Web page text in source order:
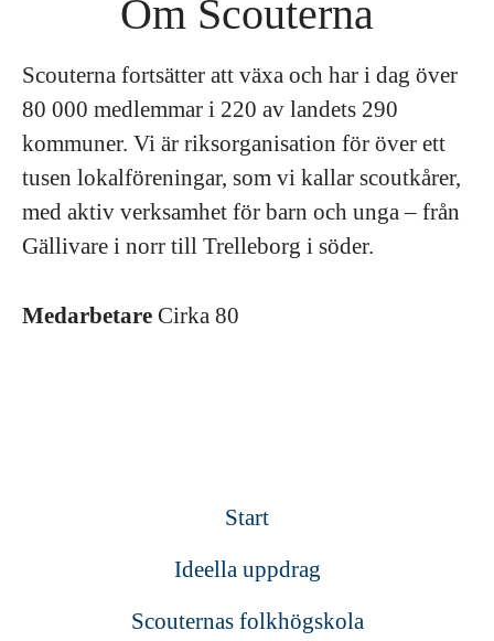
Om Scouterna
Scouterna fortsätter att växa och har i dag över
80 000 medlemmar i 220 av landets 290
kommuner. Vi är riksorganisation för över ett
tusen lokalföreningar, som vi kallar scoutkårer,
med aktiv verksamhet för barn och unga – från
Gällivare i norr till Trelleborg i söder.
Medarbetare Cirka 80
Start
Ideella uppdrag
Scouternas folkhögskola